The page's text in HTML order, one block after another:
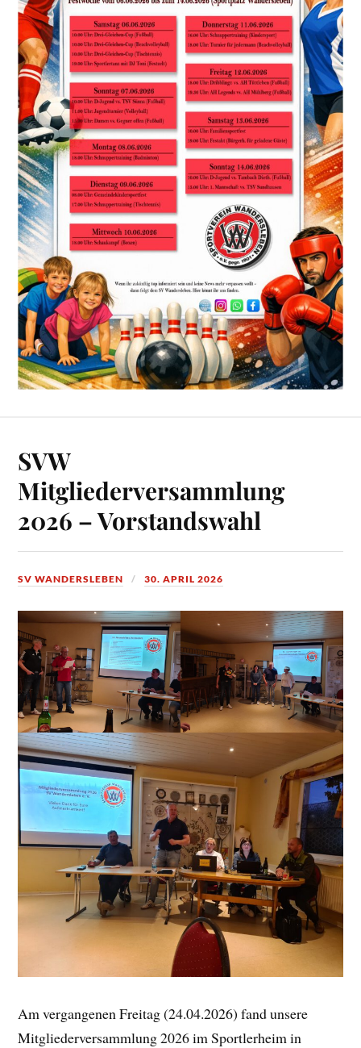
SVW
Mitgliederversammlung
2026 – Vorstandswahl
SV WANDERSLEBEN 30. APRIL 2026
Am vergangenen Freitag (24.04.2026) fand unsere
Mitgliederversammlung 2026 im Sportlerheim in